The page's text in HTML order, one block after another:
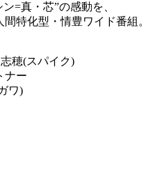
=真・芯”の感動を、
特化型・情豊ワイド番組。
穂(スパイク)
ナー
ワ)